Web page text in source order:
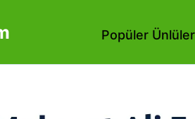
Popüler Ünlüler